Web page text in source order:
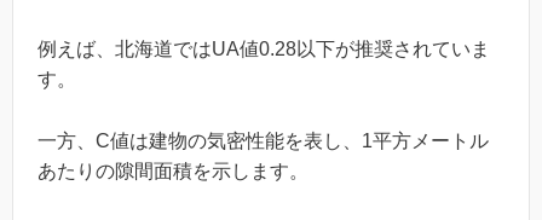
例えば、北海道ではUA値0.28以下が推奨されていま
す。
一方、C値は建物の気密性能を表し、1平方メートル
あたりの隙間面積を示します。